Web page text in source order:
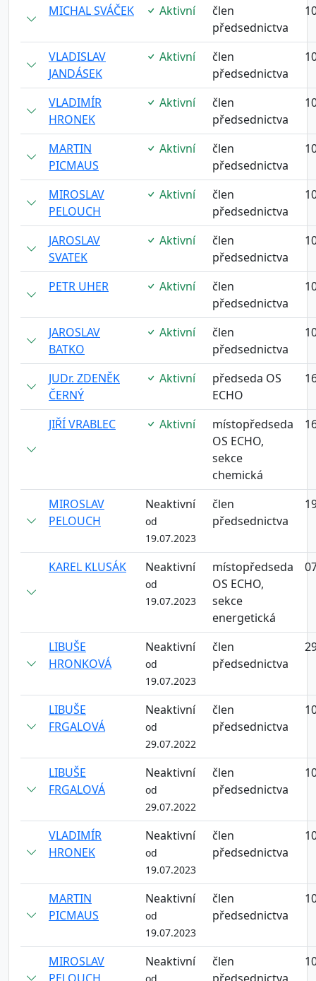
MICHAL SVÁČEK Aktivní
člen
předsednictva
VLADISLAV
JANDÁSEK
Aktivní
člen
předsednictva
VLADIMÍR
HRONEK
Aktivní
člen
předsednictva
MARTIN
PICMAUS
Aktivní
člen
předsednictva
MIROSLAV
PELOUCH
Aktivní
člen
předsednictva
JAROSLAV
SVATEK
Aktivní
člen
předsednictva
PETR UHER Aktivní
člen
předsednictva
JAROSLAV
BATKO
Aktivní
člen
předsednictva
JUDr. ZDENĚK
ČERNÝ
Aktivní
předseda OS
ECHO
JIŘÍ VRABLEC Aktivní
místopředseda
OS ECHO,
sekce
chemická
MIROSLAV
PELOUCH
Neaktivní
od
19.07.2023
člen
předsednictva
KAREL KLUSÁK Neaktivní
od
19.07.2023
místopředseda
OS ECHO,
sekce
energetická
LIBUŠE
HRONKOVÁ
Neaktivní
od
19.07.2023
člen
předsednictva
LIBUŠE
FRGALOVÁ
Neaktivní
od
29.07.2022
člen
předsednictva
LIBUŠE
FRGALOVÁ
Neaktivní
od
29.07.2022
člen
předsednictva
VLADIMÍR
HRONEK
Neaktivní
od
19.07.2023
člen
předsednictva
MARTIN
PICMAUS
Neaktivní
od
19.07.2023
člen
předsednictva
MIROSLAV
Neaktivní
člen